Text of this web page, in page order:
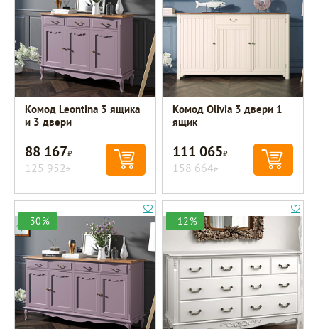
Комод Leontina 3 ящика
и 3 двери
88 167Р
125 952Р
Комод Olivia 3 двери 1
ящик
111 065Р
158 664Р
-30% -12%